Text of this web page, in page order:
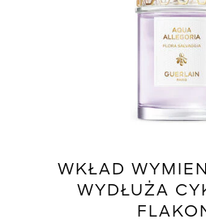
WKŁAD
WYDŁUŻA